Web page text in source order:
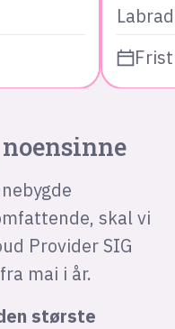
skal vi
Provider SIG
mai i år.
største